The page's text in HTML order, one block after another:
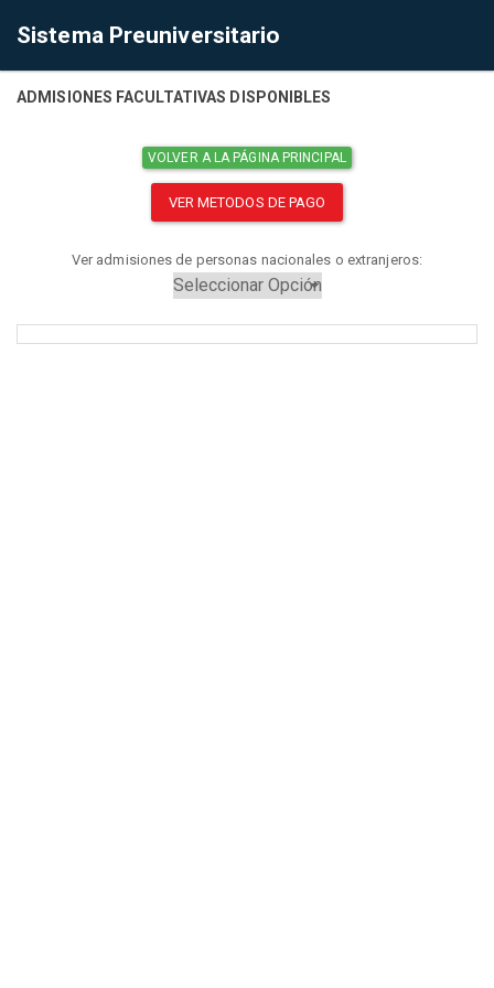
Sistema Preuniversitario
ADMISIONES FACULTATIVAS DISPONIBLES
VOLVER A LA PÁGINA PRINCIPAL
VER METODOS DE PAGO
Ver admisiones de personas nacionales o extranjeros: